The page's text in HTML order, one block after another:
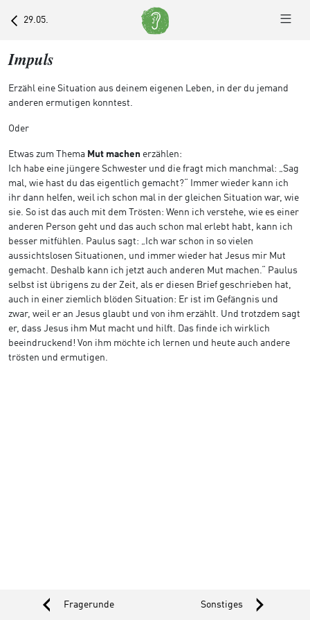
29.05.
Impuls
Erzähl eine Situation aus deinem eigenen Leben, in der du jemand
anderen ermutigen konntest.
Oder
Etwas zum Thema Mut machen erzählen:
Ich habe eine jüngere Schwester und die fragt mich manchmal: „Sag
mal, wie hast du das eigentlich gemacht?“ Immer wieder kann ich
ihr dann helfen, weil ich schon mal in der gleichen Situation war, wie
sie. So ist das auch mit dem Trösten: Wenn ich verstehe, wie es einer
anderen Person geht und das auch schon mal erlebt habt, kann ich
besser mitfühlen. Paulus sagt: „Ich war schon in so vielen
aussichtslosen Situationen, und immer wieder hat Jesus mir Mut
gemacht. Deshalb kann ich jetzt auch anderen Mut machen.“ Paulus
selbst ist übrigens zu der Zeit, als er diesen Brief geschrieben hat,
auch in einer ziemlich blöden Situation: Er ist im Gefängnis und
zwar, weil er an Jesus glaubt und von ihm erzählt. Und trotzdem sagt
er, dass Jesus ihm Mut macht und hilft. Das finde ich wirklich
beeindruckend! Von ihm möchte ich lernen und heute auch andere
trösten und ermutigen.
‹ Fragerunde Sonstiges ›